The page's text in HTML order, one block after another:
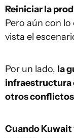
Reiniciar la
Pero aún con
vista el
Por un lado, la
infraestructura
otros conflictos
Cuando Kuwait